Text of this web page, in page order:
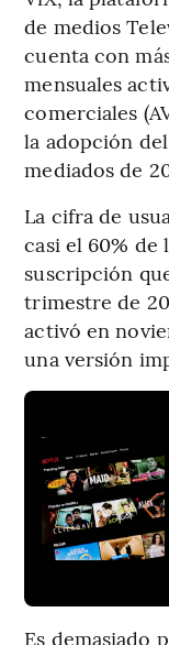
de medios
cuenta con
mensuales
comerciales
la adopción
mediados de
La cifra de
casi el 60% de
suscripción
trimestre de
activó en
una versión
Es demasiado